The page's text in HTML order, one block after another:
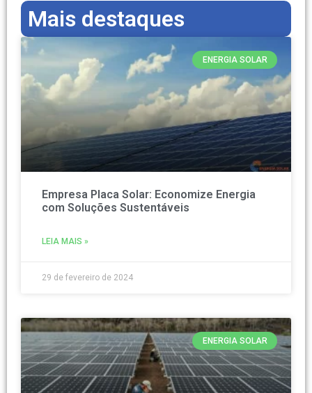
Mais destaques
ENERGIA SOLAR
Empresa Placa Solar: Economize Energia
com Soluções Sustentáveis
LEIA MAIS »
29 de fevereiro de 2024
ENERGIA SOLAR